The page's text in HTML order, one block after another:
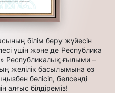
білім беру жүйесін
үшін және де Республика
Республикалық ғылыми –
желілік басылымына өз
бөлісіп, белсенді
алғыс білдіреміз!